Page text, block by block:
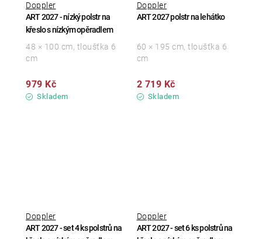
ART 2027 - nízký polstr na
křeslo s nízkým opěradlem
Doppler
Skladem
979 Kč
48 × 100 cm, tloušťka 6
cm
ART 2027 polstr na lehátko
Doppler
Skladem
2 719 Kč
60 × 195 cm, tloušťka 6
cm
ART 2027 - set 4 ks polstrů na
Doppler
ART 2027 - set 6 ks polstrů na
Doppler